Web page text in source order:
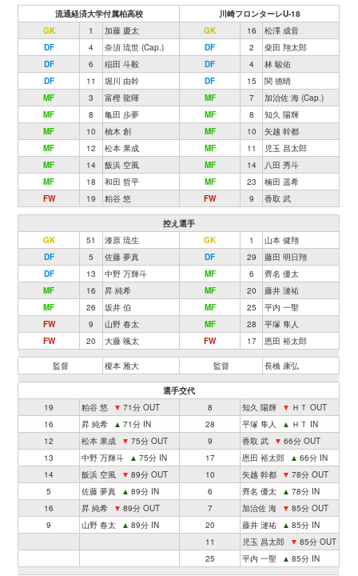
流通経済大学付属柏高校
川崎フロンターレU-18
GK
1 加藤 慶太 GK 16
松澤 成音
DF
4 奈須 琉世 (Cap.) DF 2
柴田 翔太郎
DF
6 稲田 斗毅 DF 4
林 駿佑
DF
11 堀川 由幹 DF 15
関 德晴
MF
3 富樫 龍暉 MF 7
加治佐 海 (Cap.)
MF
8 亀田 歩夢 MF 8
知久 陽輝
MF
10 柚木 創 MF 10
矢越 幹都
MF
12 松本 果成 MF 11
児玉 昌太郎
MF
14 飯浜 空風 MF 14
八田 秀斗
MF
18 和田 哲平 MF 23
楠田 遥希
FW
19 粕谷 悠 FW 9 香取 武
控え選手
GK
51 漆原 琉生 GK 1
山本 健翔
DF
5 佐藤 夢真 DF 29
藤田 明日翔
DF
13 中野 万輝斗 MF 6
齊名 優太
MF
16 昇 純希 MF 20
藤井 漣祐
MF
26 坂井 伯 MF 25
平内 一聖
FW
9 山野 春太 MF 28
平塚 隼人
FW
20 大藤 颯太 FW 17 恩田 裕太郎
監督 榎本 雅大 監督 長橋 康弘
選手交代
19
粕谷 悠 ▼ 71分 OUT 8 知久 陽輝 ▼ ＨＴ OUT
16
昇 純希 ▲ 71分 IN 28 平塚 隼人 ▲ ＨＴ IN
12
松本 果成 ▼ 75分 OUT 9 香取 武 ▼ 66分 OUT
13
中野 万輝斗 ▲ 75分 IN 17 恩田 裕太郎 ▲ 66分 IN
14
飯浜 空風 ▼ 89分 OUT 10 矢越 幹都 ▼ 78分 OUT
5
佐藤 夢真 ▲ 89分 IN 6 齊名 優太 ▲ 78分 IN
16
昇 純希 ▼ 89分 OUT 7 加治佐 海 ▼ 85分 OUT
9
山野 春太 ▲ 89分 IN 20 藤井 漣祐 ▲ 85分 IN
11
児玉 昌太郎 ▼ 85分 OUT
25
平内 一聖 ▲ 85分 IN